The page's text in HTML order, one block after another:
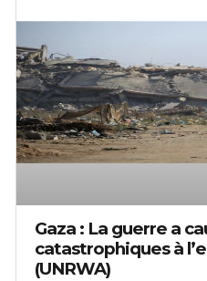
Gaza : La guerre a
catastrophiques à
(UNRWA)